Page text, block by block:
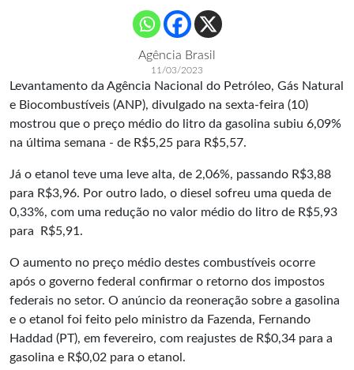
Agência Brasil
11/03/2023
Levantamento da Agência Nacional do Petróleo, Gás Natural
e Biocombustíveis (ANP), divulgado na sexta-feira (10)
mostrou que o preço médio do litro da gasolina subiu 6,09%
na última semana - de R$5,25 para R$5,57.
Já o etanol teve uma leve alta, de 2,06%, passando R$3,88
para R$3,96. Por outro lado, o diesel sofreu uma queda de
0,33%, com uma redução no valor médio do litro de R$5,93
para R$5,91.
O aumento no preço médio destes combustíveis ocorre
após o governo federal confirmar o retorno dos impostos
federais no setor. O anúncio da reoneração sobre a gasolina
e o etanol foi feito pelo ministro da Fazenda, Fernando
Haddad (PT), em fevereiro, com reajustes de R$0,34 para a
gasolina e R$0,02 para o etanol.